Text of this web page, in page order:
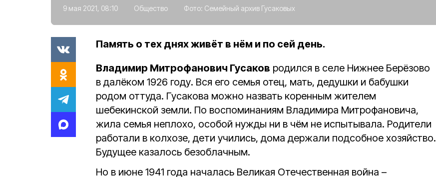
9 мая 2021, 08:10 Общество Фото: Семейный архив Гусаковых
Память о тех днях живёт в нём и по сей день.
Владимир Митрофанович Гусаков родился в селе Нижнее Берёзово
в далёком 1926 году. Вся его семья отец, мать, дедушки и бабушки
родом оттуда. Гусакова можно назвать коренным жителем
шебекинской земли. По воспоминаниям Владимира Митрофановича,
жила семья неплохо, особой нужды ни в чём не испытывала. Родители
работали в колхозе, дети учились, дома держали подсобное хозяйство.
Будущее казалось безоблачным.
Но в июне 1941 года началась Великая Отечественная война –